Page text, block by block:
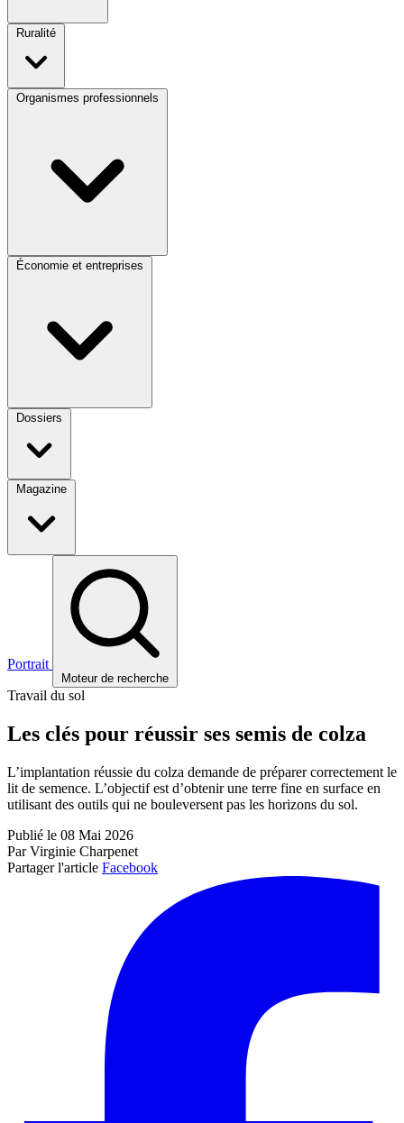
Ruralité
Organismes professionnels
Économie et entreprises
Dossiers
Magazine
Portrait
Moteur de recherche
Travail du sol
Les clés pour réussir ses semis de colza
L’implantation réussie du colza demande de préparer correctement le
lit de semence. L’objectif est d’obtenir une terre fine en surface en
utilisant des outils qui ne bouleversent pas les horizons du sol.
Publié le 08 Mai 2026
Par Virginie Charpenet
Partager l'article Facebook